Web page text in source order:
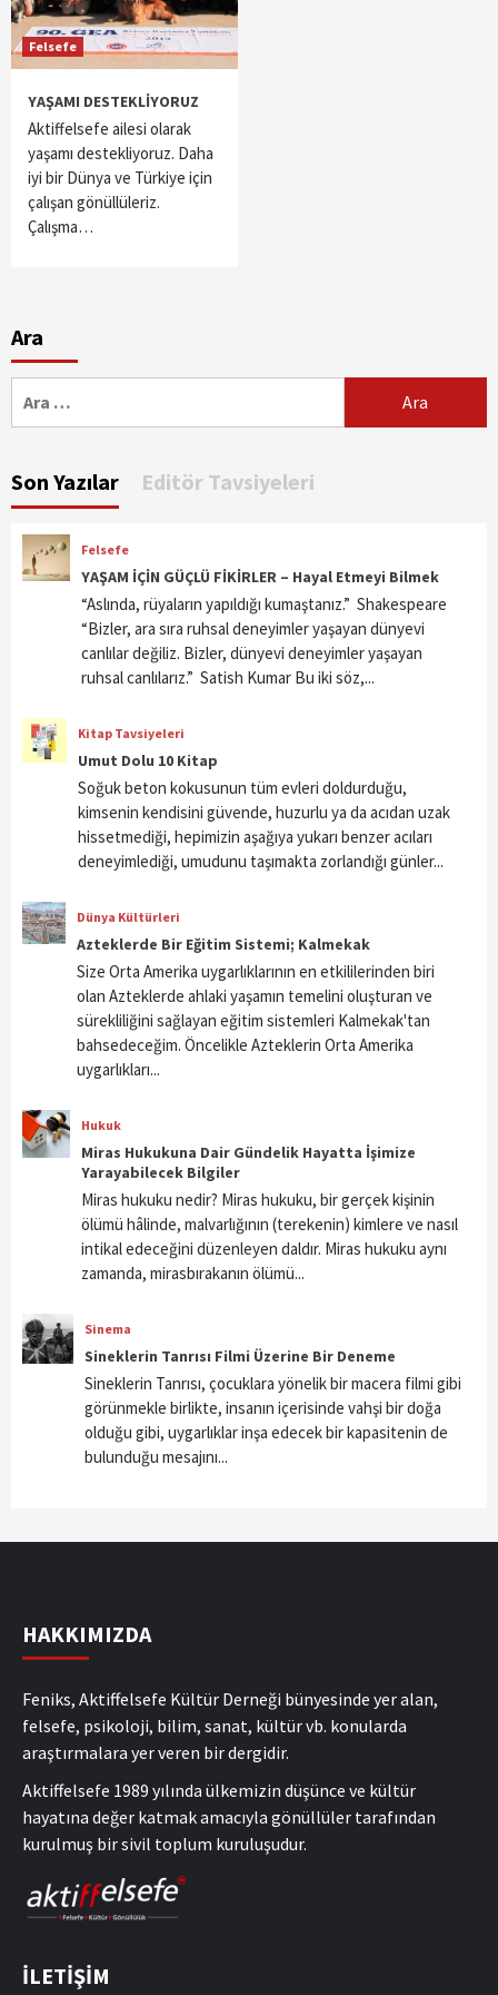
Felsefe
YAŞAMI DESTEKLİYORUZ
Aktiffelsefe ailesi olarak
yaşamı destekliyoruz. Daha
iyi bir Dünya ve Türkiye için
çalışan gönüllüleriz.
Çalışma…
Ara
Son Yazılar Editör Tavsiyeleri
Felsefe
YAŞAM İÇİN GÜÇLÜ FİKİRLER – Hayal Etmeyi Bilmek
“Aslında, rüyaların yapıldığı kumaştanız.” Shakespeare
“Bizler, ara sıra ruhsal deneyimler yaşayan dünyevi
canlılar değiliz. Bizler, dünyevi deneyimler yaşayan
ruhsal canlılarız.” Satish Kumar Bu iki söz,...
Kitap Tavsiyeleri
Umut Dolu 10 Kitap
Soğuk beton kokusunun tüm evleri doldurduğu,
kimsenin kendisini güvende, huzurlu ya da acıdan uzak
hissetmediği, hepimizin aşağıya yukarı benzer acıları
deneyimlediği, umudunu taşımakta zorlandığı günler...
Dünya Kültürleri
Azteklerde Bir Eğitim Sistemi; Kalmekak
Size Orta Amerika uygarlıklarının en etkililerinden biri
olan Azteklerde ahlaki yaşamın temelini oluşturan ve
sürekliliğini sağlayan eğitim sistemleri Kalmekak'tan
bahsedeceğim. Öncelikle Azteklerin Orta Amerika
uygarlıkları...
Hukuk
Miras Hukukuna Dair Gündelik Hayatta İşimize
Yarayabilecek Bilgiler
Miras hukuku nedir? Miras hukuku, bir gerçek kişinin
ölümü hâlinde, malvarlığının (terekenin) kimlere ve nasıl
intikal edeceğini düzenleyen daldır. Miras hukuku aynı
zamanda, mirasbırakanın ölümü...
Sinema
Sineklerin Tanrısı Filmi Üzerine Bir Deneme
Sineklerin Tanrısı, çocuklara yönelik bir macera filmi gibi
görünmekle birlikte, insanın içerisinde vahşi bir doğa
olduğu gibi, uygarlıklar inşa edecek bir kapasitenin de
bulunduğu mesajını...
HAKKIMIZDA
Feniks, Aktiffelsefe Kültür Derneği bünyesinde yer alan,
felsefe, psikoloji, bilim, sanat, kültür vb. konularda
araştırmalara yer veren bir dergidir.
Aktiffelsefe 1989 yılında ülkemizin düşünce ve kültür
hayatına değer katmak amacıyla gönüllüler tarafından
kurulmuş bir sivil toplum kuruluşudur.
İLETİŞİM